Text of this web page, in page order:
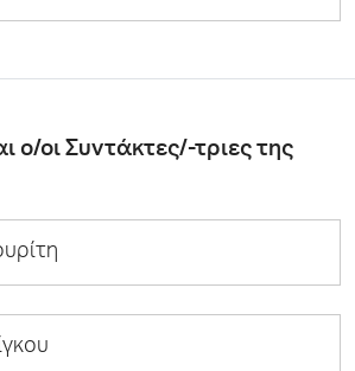
ο/οι Συντάκτες/-τριες της